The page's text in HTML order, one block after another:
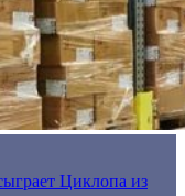
Циклопа из